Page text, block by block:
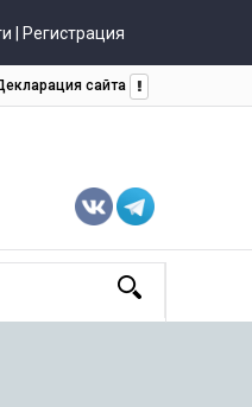
| Регистрация
сайта